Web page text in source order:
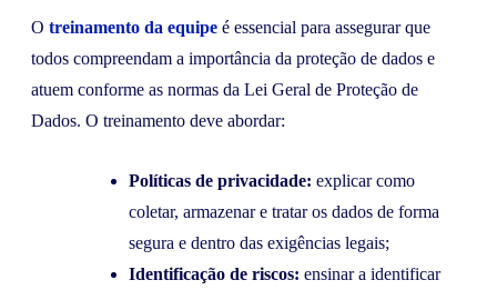
O treinamento da equipe é essencial para assegurar que
todos compreendam a importância da proteção de dados e
atuem conforme as normas da Lei Geral de Proteção de
Dados. O treinamento deve abordar:
Políticas de privacidade: explicar como
coletar, armazenar e tratar os dados de forma
segura e dentro das exigências legais;
Identificação de riscos: ensinar a identificar